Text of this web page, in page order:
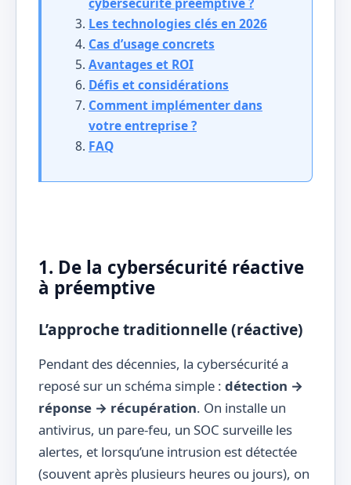
Les technologies clés en 2026
Cas d’usage concrets
Avantages et ROI
Défis et considérations
Comment implémenter dans
votre entreprise ?
FAQ
1. De la cybersécurité réactive
à préemptive
L’approche traditionnelle (réactive)
Pendant des décennies, la cybersécurité a
reposé sur un schéma simple : détection →
réponse → récupération. On installe un
antivirus, un pare-feu, un SOC surveille les
alertes, et lorsqu’une intrusion est détectée
(souvent après plusieurs heures ou jours), on